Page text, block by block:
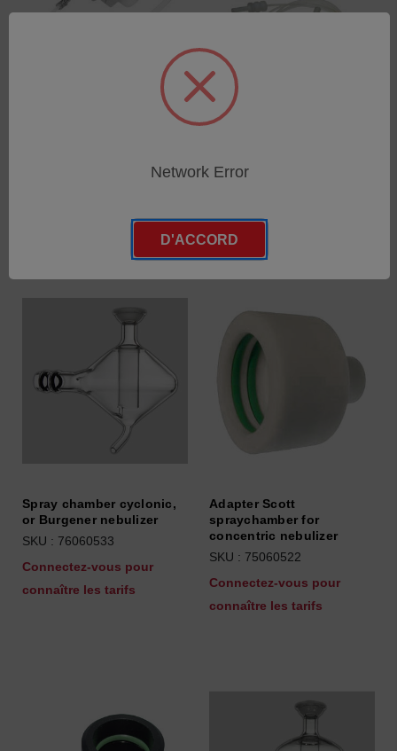
Nebulizer Seaspray
Spray chamber cyclonic,
or Burgener nebulizer
SKU : 76060533
Connectez-vous pour
connaître les tarifs
Adapter Scott
spraychamber for
concentric nebulizer
SKU : 75060522
Connectez-vous pour
connaître les tarifs
Network Error
D'ACCORD